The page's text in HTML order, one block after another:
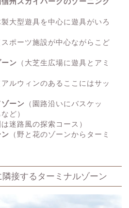
製大型遊具を中心に遊具がいろ
スポーツ施設が中心ながらこど
ン （大芝生広場に遊具とアミ
アルウィンのあるここにはサッ
ーン （園路沿いにバスケッ
ど）
は迷路風の探索コース）
（野と花のゾーンからターミ
接するターミナルゾーン